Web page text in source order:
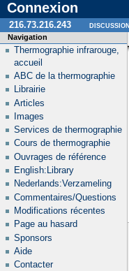
Connexion
Navigation
Thermographie infrarouge,
accueil
ABC de la thermographie
Librairie
Articles
Images
Services de thermographie
Cours de thermographie
Ouvrages de référence
English:Library
Nederlands:Verzameling
Commentaires/Questions
Modifications récentes
Page au hasard
Sponsors
Aide
Contacter
216.73.216.243